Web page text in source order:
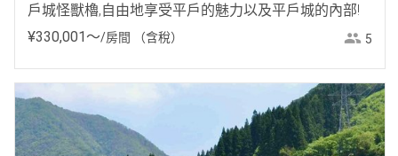
戶城怪獸櫓,自由地享受平戶的魅力以及平戶城的內部!
¥330,001 〜/房間 （含稅） 5